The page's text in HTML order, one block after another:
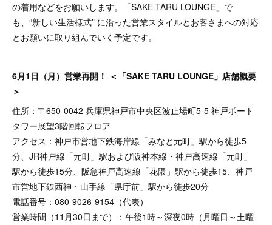
の着用などをお願いします。「SAKE TARU LOUNGE」で
も、“新しい生活様式” に沿った営業スタイルとお客さまへの対応
とお願いに取り組んでいく予定です。
6月1日（月）営業再開！ ＜「SAKE TARU LOUNGE」店舗概要
＞
住所：〒650-0042 兵庫県神戸市中央区波止場町5-5 神戸ポート
タワー展望3階回転フロア
アクセス：神戸市営地下鉄海岸線「みなと元町」駅から徒歩5
分、JR神戸線「元町」駅および阪神本線・神戸高速線「元町」
駅から徒歩15分、阪急神戸高速線「花隈」駅から徒歩15、神戸
市営地下鉄西神・山手線「県庁前」駅から徒歩20分
電話番号：080-9026-9154（代表）
営業時間（11月30日まで）：午後1時～深夜0時（月曜日～土曜